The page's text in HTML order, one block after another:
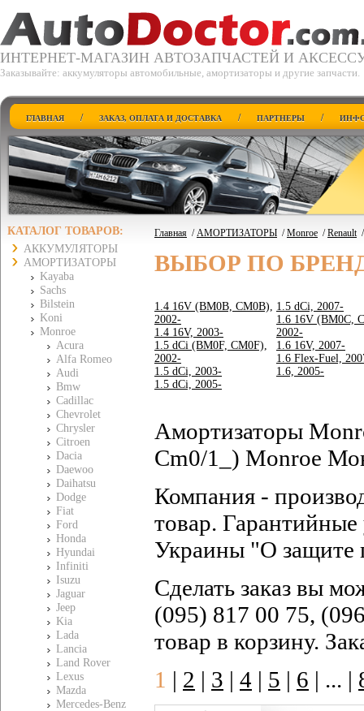
ИНТЕРНЕТ-МАГАЗИН АВТОЗАПЧАСТЕЙ И
Заказывайте: аккумуляторы автомобильные, амортизаторы и другие запчасти.
ГЛАВНАЯ / ЗАКАЗ, ОПЛАТА И ДОСТАВКА / ПАРТНЕРЫ /
КАТАЛОГ ТОВАРОВ:
АККУМУЛЯТОРЫ
АМОРТИЗАТОРЫ
Kayaba
Sachs
Bilstein
Koni
Monroe
Acura
Alfa Romeo
Audi
Bmw
Cadillac
Chevrolet
Chrysler
Citroen
Dacia
Daewoo
Daihatsu
Dodge
Fiat
Ford
Honda
Hyundai
Infiniti
Isuzu
Jaguar
Jeep
Kia
Lada
Lancia
Land Rover
Lexus
Mazda
Mercedes-Benz
Главная /АМОРТИЗАТОРЫ /Monroe /Renault
ВЫБОР ПО
1.4 16V (BM0B, CM0B),
2002-
1.4 16V, 2003-
1.5 dCi (BM0F, CM0F),
2002-
1.5 dCi, 2003-
1.5 dCi, 2005-
1.5 dCi, 2007-
1.6 16V (BM0C,
2002-
1.6 16V, 2007-
1.6 Flex-Fuel,
1.6, 2005-
Амортизаторы
Cm0/1_) Monroe
Компания -
товар. Гарантийные
Украины "О защите
Сделать заказ вы
(095) 817 00 75,
товар в корзину.
1 | 2 | 3 | 4 | 5 | 6 | ... |